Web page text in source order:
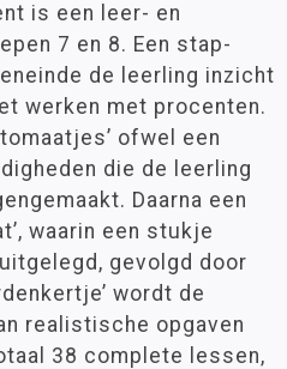
(1)
is een leer- en
7 en 8. Een stap-
de leerling inzicht
werken met procenten.
ofwel een
die de leerling
Daarna een
waarin een stukje
gevolgd door
wordt de
realistische opgaven
38 complete lessen,